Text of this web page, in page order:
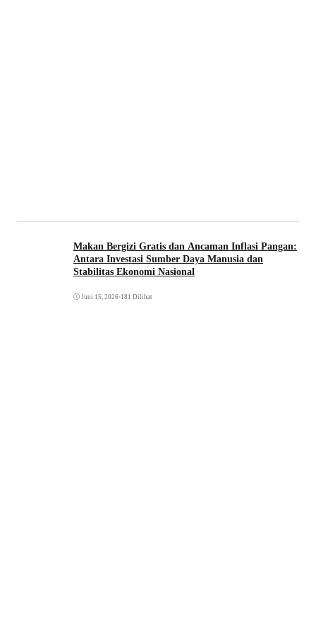
Makan Bergizi Gratis dan Ancaman Inflasi Pangan:
Antara Investasi Sumber Daya Manusia dan
Stabilitas Ekonomi Nasional
Juni 15, 2026•181 Dilihat